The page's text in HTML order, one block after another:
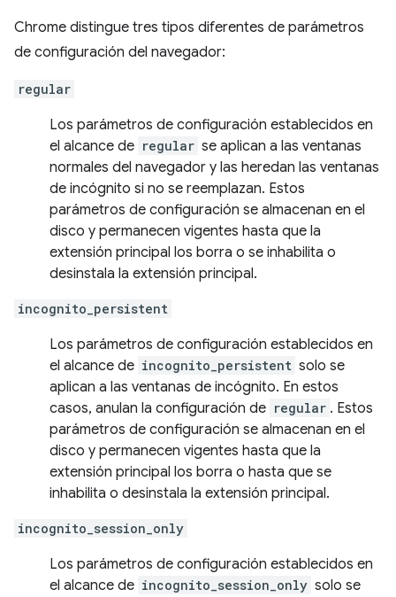
Chrome distingue tres tipos diferentes de parámetros
de configuración del navegador:
regular
Los parámetros de configuración establecidos en
el alcance de regular se aplican a las ventanas
normales del navegador y las heredan las ventanas
de incógnito si no se reemplazan. Estos
parámetros de configuración se almacenan en el
disco y permanecen vigentes hasta que la
extensión principal los borra o se inhabilita o
desinstala la extensión principal.
incognito_persistent
Los parámetros de configuración establecidos en
el alcance de incognito_persistent solo se
aplican a las ventanas de incógnito. En estos
casos, anulan la configuración de regular . Estos
parámetros de configuración se almacenan en el
disco y permanecen vigentes hasta que la
extensión principal los borra o hasta que se
inhabilita o desinstala la extensión principal.
incognito_session_only
Los parámetros de configuración establecidos en
el alcance de incognito_session_only solo se